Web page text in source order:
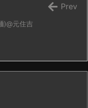
)@元住吉
Prev